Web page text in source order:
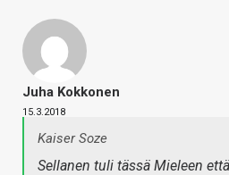
Juha Kokkonen
15.3.2018
Kaiser Soze
Sellanen tuli tässä Mieleen